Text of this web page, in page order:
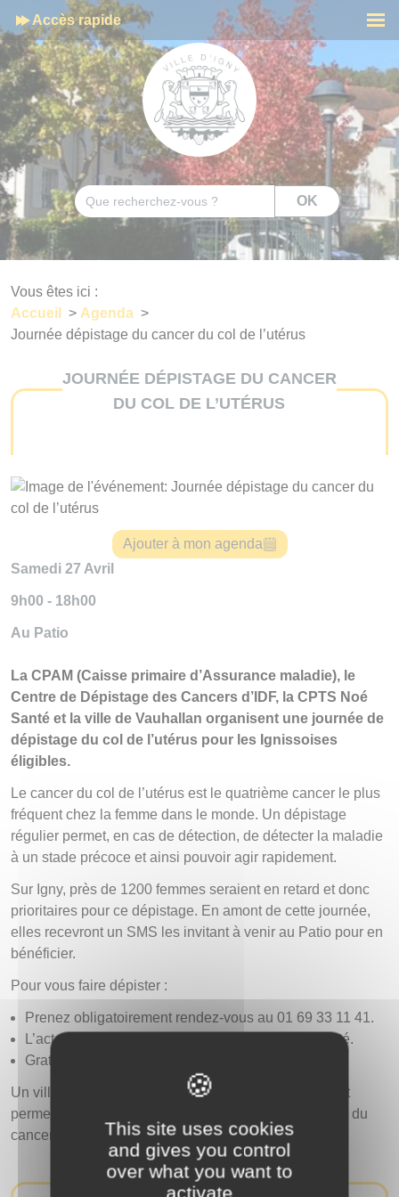
Accès rapide
Rechercher OK
Vous êtes ici :
Accueil
> Agenda >
Journée dépistage du cancer du col de l’utérus
JOURNÉE DÉPISTAGE DU CANCER
DU COL DE L’UTÉRUS
Ajouter à mon agenda
Samedi 27 Avril
9h00 - 18h00
Au Patio
La CPAM (Caisse primaire d’Assurance maladie), le
Centre de Dépistage des Cancers d’IDF, la CPTS Noé
Santé et la ville de Vauhallan organisent une journée de
dépistage du col de l’utérus pour les Ignissoises
éligibles.
Le cancer du col de l’utérus est le quatrième cancer le plus
fréquent chez la femme dans le monde. Un dépistage
régulier permet, en cas de détection, de détecter la maladie
à un stade précoce et ainsi pouvoir agir rapidement.
Sur Igny, près de 1200 femmes seraient en retard et donc
prioritaires pour ce dépistage. En amont de cette journée,
elles recevront un SMS les invitant à venir au Patio pour en
bénéficier.
Pour vous faire dépister :
Prenez obligatoirement rendez-vous au 01 69 33 11 41.
L’acte sera réalisé par une professionnelle de santé.
Gratuit
Un village santé ouvert à tous sera également présent
permettant d’obtenir des informations sur le dépistage du
cancer du sein et colorectal.
Cookies management panel
This site uses cookies
and gives you control
over what you want to
activate